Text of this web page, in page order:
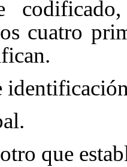
cuatro
que